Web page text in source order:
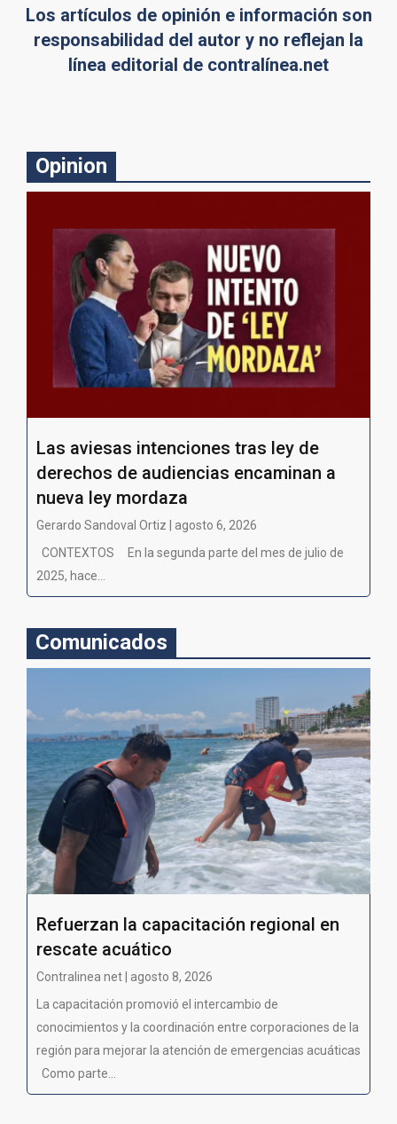
Los artículos de opinión e información son
responsabilidad del autor y no reflejan la
línea editorial de contralínea.net
Opinion
Las aviesas intenciones tras ley de
derechos de audiencias encaminan a
nueva ley mordaza
Gerardo Sandoval Ortiz | agosto 6, 2026
CONTEXTOS En la segunda parte del mes de julio de
2025, hace...
Comunicados
Refuerzan la capacitación regional en
rescate acuático
Contralinea net | agosto 8, 2026
La capacitación promovió el intercambio de
conocimientos y la coordinación entre corporaciones de la
región para mejorar la atención de emergencias acuáticas
Como parte...